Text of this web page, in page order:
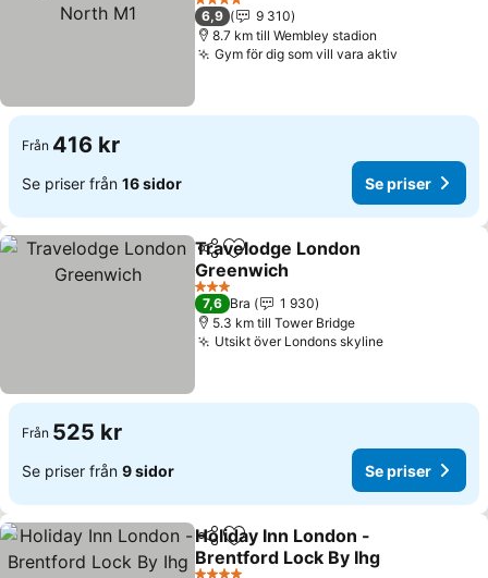
Se priser
4 Stjärnor
6,9
9 310
8.7 km till Wembley stadion
Gym för dig som vill vara aktiv
Från 416 kr
Se priser från 16 sidor Se priser
Dela Lägg till i Mina Favoriter
Travelodge London
Greenwich
Se priser
3 Stjärnor
7,6 Bra
1 930
5.3 km till Tower Bridge
Utsikt över Londons skylineSe priser
Från 525 kr
Se priser från 9 sidor Se priser
Dela Lägg till i Mina Favoriter
Holiday Inn London -
Brentford Lock By Ihg